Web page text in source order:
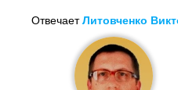
ОтвечаетЛитовченко